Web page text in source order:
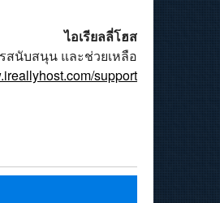
ไอเรียลลี่โฮส
สนับสนุน และช่วยเหลือ
support